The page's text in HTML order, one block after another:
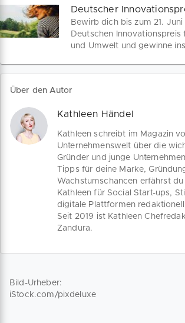
Unternehmensnachfolge,
oder zur Umsetzung
Geschäftsideen.
Unternehmensgründung.
unternehmerischen Vision,
Nutzwert deines Angebots
Zielgruppen bis hin zum
braucht es nur 10 Schritte für
funktionierendes
Bewirb dich bis zum 21.
Deutschen Innovationspreis
und Umwelt und gewinne
wirksamen Geschäftsidee.
Vision für mehr Umwelt- und
Über den Autor
Kathleen Händel
Kathleen schreibt im Magazin
Unternehmenswelt über die
Gründer und junge
Tipps für deine Marke,
Wachstumschancen erfährst
Kathleen für Social Start-ups,
digitale Plattformen
Seit 2019 ist Kathleen
Zandura.
Bild-Urheber:
iStock.com/pixdeluxe